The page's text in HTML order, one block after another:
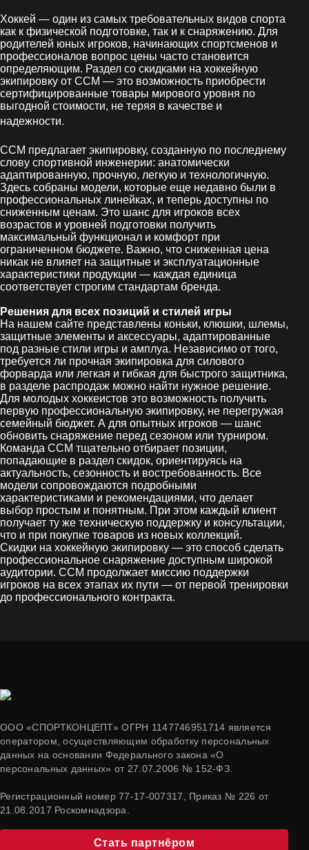
Хоккей — один из самых требовательных видов спорта
как к физической подготовке, так и к снаряжению. Для
родителей юных игроков, начинающих спортсменов и
профессионалов вопрос цены часто становится
определяющим. Раздел со скидками на хоккейную
экипировку от CCM — это возможность приобрести
сертифицированные товары мирового уровня по
выгодной стоимости, не теряя в качестве и
надежности.
CCM предлагает экипировку, созданную по последнему
слову спортивной инженерии: анатомически
адаптированную, прочную, легкую и технологичную.
Здесь собраны модели, которые еще недавно были в
профессиональных линейках, и теперь доступны по
сниженным ценам. Это шанс для игроков всех
возрастов и уровней подготовки получить
максимальный функционал и комфорт при
ограниченном бюджете. Важно, что сниженная цена
никак не влияет на защитные и эксплуатационные
характеристики продукции — каждая единица
соответствует строгим стандартам бренда.
Решения для всех позиций и стилей игры
На нашем сайте представлены коньки, клюшки, шлемы,
защитные элементы и аксессуары, адаптированные
под разные стили игры и амплуа. Независимо от того,
требуется ли прочная экипировка для силового
форварда или легкая и гибкая для быстрого защитника,
в разделе распродаж можно найти нужное решение.
Для молодых хоккеистов это возможность получить
первую профессиональную экипировку, не перегружая
семейный бюджет. А для опытных игроков — шанс
обновить снаряжение перед сезоном или турниром.
Команда CCM тщательно отбирает позиции,
попадающие в раздел скидок, ориентируясь на
актуальность, сезонность и востребованность. Все
модели сопровождаются подробными
характеристиками и рекомендациями, что делает
выбор простым и понятным. При этом каждый клиент
получает ту же техническую поддержку и консультации,
что и при покупке товаров из новых коллекций.
Скидки на хоккейную экипировку — это способ сделать
профессиональное снаряжение доступным широкой
аудитории. CCM продолжает миссию поддержки
игроков на всех этапах их пути — от первой тренировки
до профессионального контракта.
ООО «СПОРТКОНЦЕПТ» ОГРН 1147746951714 является
оператором, осуществляющим обработку персональных
данных на основании Федерального закона «О
персональных данных» от 27.07.2006 № 152-ФЗ.
Регистрационный номер 77-17-007317, Приказ № 226 от
21.08.2017 Роскомнадзора.
Стать партнёром